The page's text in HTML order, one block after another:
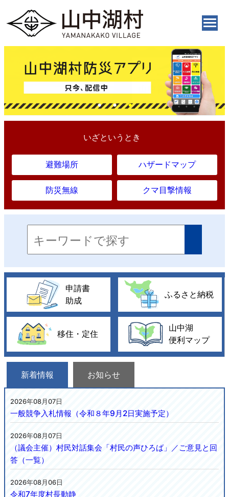
いざというとき
避難場所 ハザードマップ
防災無線 クマ目撃情報
申請書
助成
ふるさと納税
移住・定住
山中湖
便利マップ
新着情報 お知らせ
2026年08月07日
一般競争入札情報（令和８年9月2日実施予定）
2026年08月07日
（議会主催）村民対話集会「村民の声ひろば」／ご意見と回
答（一覧）
2026年08月06日
令和7年度村長動静